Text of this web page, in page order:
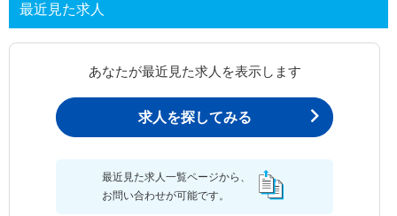
最近見た求人
あなたが最近見た求人を表示します
求人を探してみる
最近見た求人一覧ページから、
お問い合わせが可能です。